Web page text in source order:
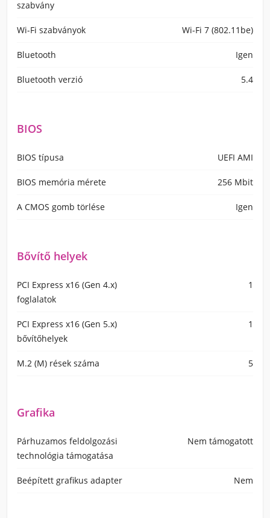
szabvány
Wi-Fi szabványok Wi-Fi 7 (802.11be)
Bluetooth Igen
Bluetooth verzió 5.4
BIOS
BIOS típusa UEFI AMI
BIOS memória mérete 256 Mbit
A CMOS gomb törlése Igen
Bővítő helyek
PCI Express x16 (Gen 4.x)
foglalatok
1
PCI Express x16 (Gen 5.x)
bővítőhelyek
1
M.2 (M) rések száma 5
Grafika
Párhuzamos feldolgozási
technológia támogatása
Nem támogatott
Beépített grafikus adapter Nem